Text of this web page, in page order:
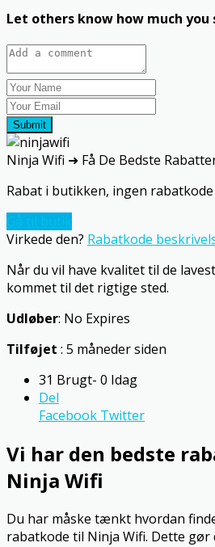
Let others know how much you
Submit
Ninja Wifi ➜ Få De Bedste
Rabat i butikken, ingen
Virkede den? Rabatkode
Når du vil have kvalitet til de
kommet til det rigtige sted.
Udløber: No Expires
Tilføjet : 5 måneder siden
31 Brugt- 0 Idag
Del
Facebook Twitter
Vi har den bedste
Ninja Wifi
Du har måske tænkt hvordan
rabatkode til Ninja Wifi. Dette gør